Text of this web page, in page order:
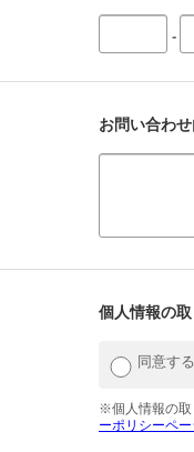
-
お問い合わ
個人情報の
同意する
※個人情報の取
ーポリシーペー